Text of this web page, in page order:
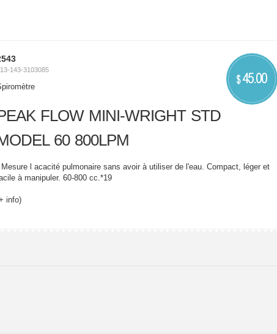
143-3103085
$45.00
FLOW MINI-WRIGHT STD
60 800LPM
l acacité pulmonaire sans avoir à utiliser de l'eau. Compact, léger et
à manipuler. 60-800 cc.*19
info)